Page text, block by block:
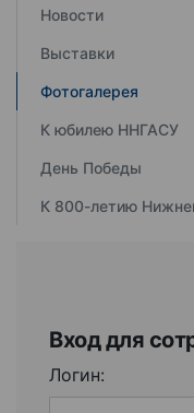
Новости
Выставки
Фотогалерея
К юбилею ННГАСУ
День Победы
К 800-летию
Вход для
Логин: